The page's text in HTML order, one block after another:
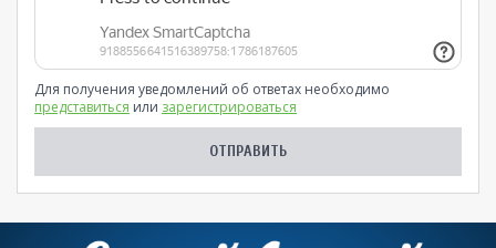
Для получения уведомлений об ответах необходимо
представиться или зарегистрироваться